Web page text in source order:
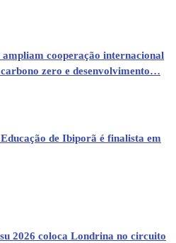
cooperação internacional
zero e desenvolvimento…
de Ibiporã é finalista em
2026 coloca Londrina no circuito